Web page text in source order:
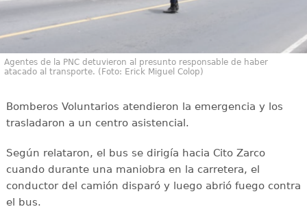
Agentes de la PNC detuvieron al presunto responsable de haber
atacado al transporte. (Foto: Erick Miguel Colop)
Bomberos Voluntarios atendieron la emergencia y los
trasladaron a un centro asistencial.
Según relataron, el bus se dirigía hacia Cito Zarco
cuando durante una maniobra en la carretera, el
conductor del camión disparó y luego abrió fuego contra
el bus.